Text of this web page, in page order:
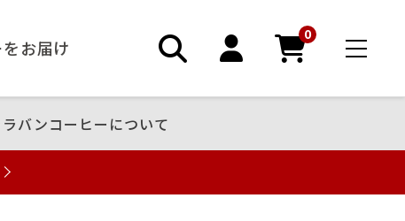
お届け
0
バンコーヒーについて